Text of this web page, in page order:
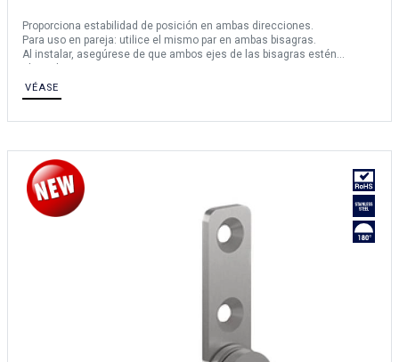
Proporciona estabilidad de posición en ambas direcciones.
Para uso en pareja: utilice el mismo par en ambas bisagras.
Al instalar, asegúrese de que ambos ejes de las bisagras estén
Vida útil: 20.000 ciclos.
Temperatura de funcionamiento: 0°C - 40°C.
VÉASE